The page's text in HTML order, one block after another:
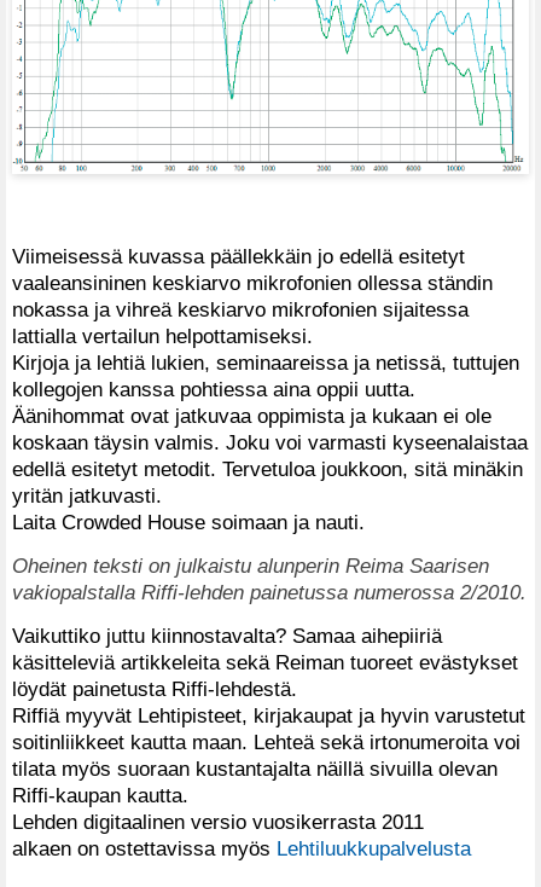
Viimeisessä kuvassa päällekkäin jo edellä esitetyt
vaaleansininen keskiarvo mikrofonien ollessa ständin
nokassa ja vihreä keskiarvo mikrofonien sijaitessa
lattialla vertailun helpottamiseksi.
Kirjoja ja lehtiä lukien, seminaareissa ja netissä, tuttujen
kollegojen kanssa pohtiessa aina oppii uutta.
Äänihommat ovat jatkuvaa oppimista ja kukaan ei ole
koskaan täysin valmis. Joku voi varmasti kyseenalaistaa
edellä esitetyt metodit. Tervetuloa joukkoon, sitä minäkin
yritän jatkuvasti.
Laita Crowded House soimaan ja nauti.
Oheinen teksti on julkaistu alunperin Reima Saarisen
vakiopalstalla Riffi-lehden painetussa numerossa 2/2010.
Vaikuttiko juttu kiinnostavalta? Samaa aihepiiriä
käsitteleviä artikkeleita sekä Reiman tuoreet evästykset
löydät painetusta Riffi-lehdestä.
Riffiä myyvät Lehtipisteet, kirjakaupat ja hyvin varustetut
soitinliikkeet kautta maan. Lehteä sekä irtonumeroita voi
tilata myös suoraan kustantajalta näillä sivuilla olevan
Riffi-kaupan kautta.
Lehden digitaalinen versio vuosikerrasta 2011
alkaen on ostettavissa myös Lehtiluukkupalvelusta